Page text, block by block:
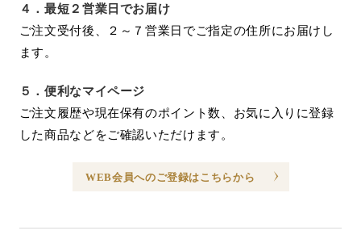
４．最短２営業日でお届け
ご注文受付後、２～７営業日でご指定の住所にお届けし
ます。
５．便利なマイページ
ご注文履歴や現在保有のポイント数、お気に入りに登録
した商品などをご確認いただけます。
WEB会員へのご登録はこちらから